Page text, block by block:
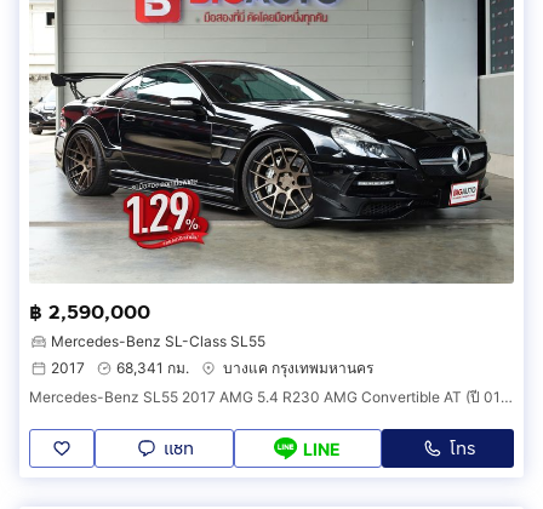
฿ 2,590,000
Mercedes-Benz SL-Class SL55
2017
68,341 กม.
บางแค กรุงเทพมหานคร
Mercedes-Benz SL55 2017 AMG 5.4 R230 AMG Convertible AT (ปี 01-08) B1634
แชท LINE โทร